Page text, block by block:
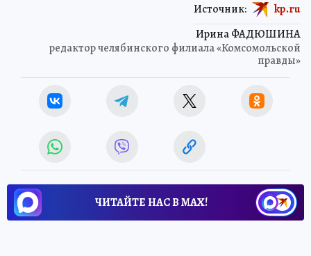
Ирина ФАДЮШИНА
редактор челябинского филиала «Комсомольской
правды»
Источник: kp.ru
ЧИТАЙТЕ НАС В МАХ!